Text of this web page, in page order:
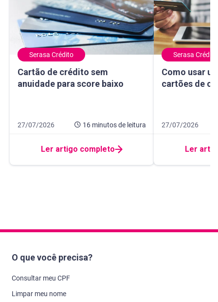
Serasa Crédito
Cartão de crédito sem
anuidade para score baixo
Cartão de crédito sem anuidade para score baixo
Data de publicação 27 de julho de 2026
27/07/2026 16 minutosde leitura
16 minutos de leitura
Ler artigo completo
Serasa Crédito
Como usar
cartões de
Como usar um
Data de
27/07/2026
10 minutos de
Ler
O que você precisa?
Consultar meu CPF
Limpar meu nome